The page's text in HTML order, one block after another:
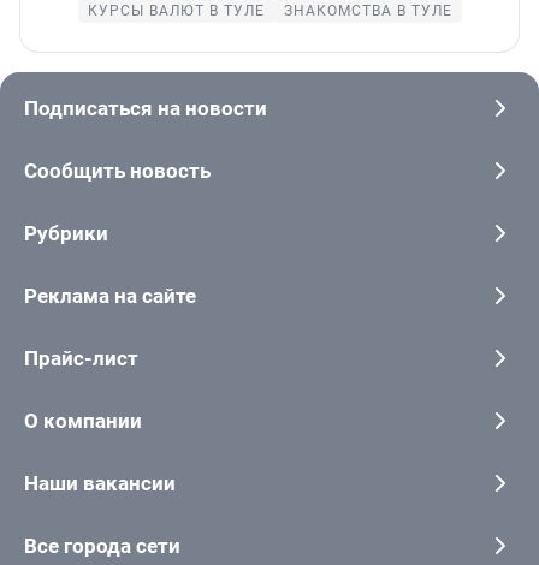
КУРСЫ ВАЛЮТ В ТУЛЕ
ЗНАКОМСТВА В ТУЛЕ
Подписаться на новости
Сообщить новость
Рубрики
Реклама на сайте
Прайс-лист
О компании
Наши вакансии
Все города сети